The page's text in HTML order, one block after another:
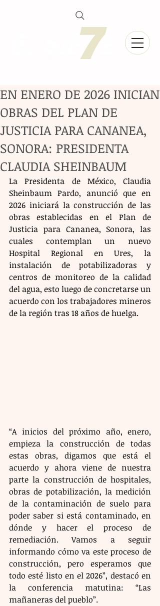
EN ENERO DE 2026 INICIAN
OBRAS DEL PLAN DE
JUSTICIA PARA CANANEA,
SONORA: PRESIDENTA
CLAUDIA SHEINBAUM
La Presidenta de México, Claudia
Sheinbaum Pardo, anunció que en
2026 iniciará la construcción de las
obras establecidas en el Plan de
Justicia para Cananea, Sonora, las
cuales contemplan un nuevo
Hospital Regional en Ures, la
instalación de potabilizadoras y
centros de monitoreo de la calidad
del agua, esto luego de concretarse un
acuerdo con los trabajadores mineros
de la región tras 18 años de huelga.
“A inicios del próximo año, enero,
empieza la construcción de todas
estas obras, digamos que está el
acuerdo y ahora viene de nuestra
parte la construcción de hospitales,
obras de potabilización, la medición
de la contaminación de suelo para
poder saber si está contaminado, en
dónde y hacer el proceso de
remediación. Vamos a seguir
informando cómo va este proceso de
construcción, pero esperamos que
todo esté listo en el 2026”, destacó en
la conferencia matutina: “Las
mañaneras del pueblo”.